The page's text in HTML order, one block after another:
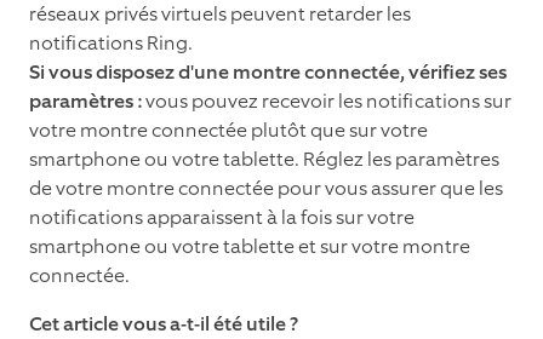
réseaux privés virtuels peuvent retarder les
notifications Ring.
Si vous disposez d'une montre connectée, vérifiez ses
paramètres :vous pouvez recevoir les notifications sur
votre montre connectée plutôt que sur votre
smartphone ou votre tablette. Réglez les paramètres
de votre montre connectée pour vous assurer que les
notifications apparaissent à la fois sur votre
smartphone ou votre tablette et sur votre montre
connectée.
Cet article vous a-t-il été utile ?